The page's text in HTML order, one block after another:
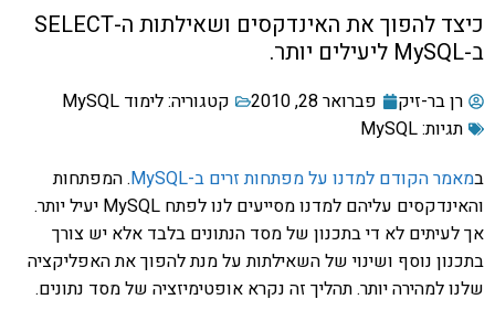
כיצד להפוך את האינדקסים ושאילתות ה-SELECT
ב-MySQL ליעילים יותר.
רן בר-זיק פברואר 28, 2010 קטגוריה:לימוד MySQL
תגיות:MySQL
במאמר הקודם למדנו על מפתחות זרים ב-MySQL
. המפתחות
והאינדקסים עליהם למדנו מסייעים לנו לפתח MySQL יעיל יותר.
אך לעיתים לא די בתכנון של מסד הנתונים בלבד אלא יש צורך
בתכנון נוסף ושינוי של השאילתות על מנת להפוך את האפליקציה
שלנו למהירה יותר. תהליך זה נקרא אופטימיזציה של מסד נתונים.